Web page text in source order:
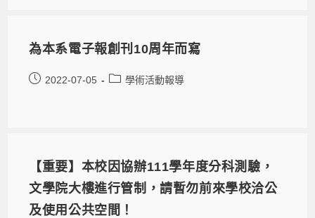
為本系電子報創刊10周年而寫
2022-07-05 學術活動報導
【重要】本校因協辦111學年度分科測驗，
文學院大樓進行管制，請暫勿前來學校洽公
及使用公共空間！